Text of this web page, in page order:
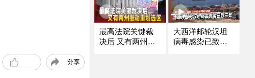
分享
文正点》26.5.4
最高法院关键裁
决后 又有两州推
大西洋邮轮汉坦
病毒感染已致三